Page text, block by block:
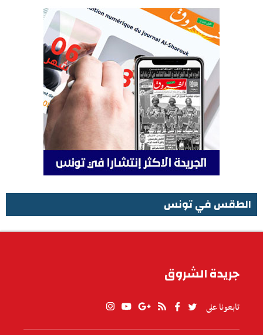
الطقس في تونس
جريدة الشروق
تابعونا على